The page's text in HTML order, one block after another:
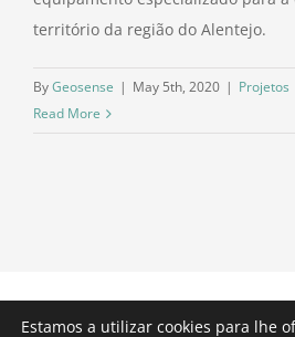
território da região do Alentejo.
ByGeosense | May 5th, 2020 | Projetos
Read More
Estamos a utilizar cookies para lhe